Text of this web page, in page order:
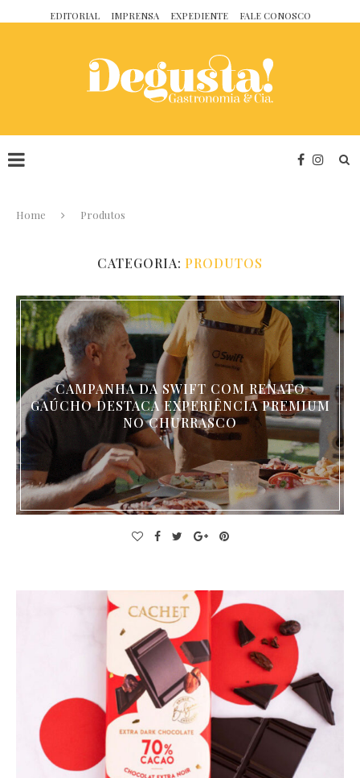
EDITORIAL IMPRENSA EXPEDIENTE FALE CONOSCO
Home Produtos
CATEGORIA: PRODUTOS
CAMPANHA DA SWIFT COM RENATO
GAÚCHO DESTACA EXPERIÊNCIA PREMIUM
NO CHURRASCO